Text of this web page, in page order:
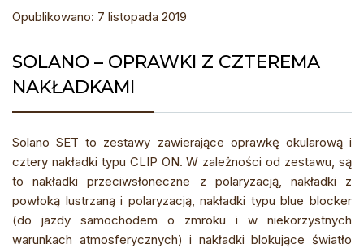
Opublikowano: 7 listopada 2019
SOLANO – OPRAWKI Z CZTEREMA
NAKŁADKAMI
Solano SET to zestawy zawierające oprawkę okularową i
cztery nakładki typu CLIP ON. W zależności od zestawu, są
to nakładki przeciwsłoneczne z polaryzacją, nakładki z
powłoką lustrzaną i polaryzacją, nakładki typu blue blocker
(do jazdy samochodem o zmroku i w niekorzystnych
warunkach atmosferycznych) i nakładki blokujące światło